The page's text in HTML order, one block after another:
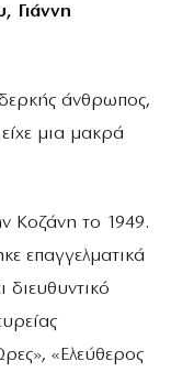
Γιάννη
άνθρωπος,
μια μακρά
Κοζάνη το 1949.
επαγγελματικά
διευθυντικό
«Ελεύθερος